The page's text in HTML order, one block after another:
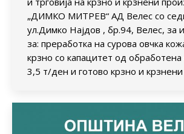
„ДИМКО МИТРЕВ“ АД Велес со
ул.Димко Најдов , бр.94, Велес, за
за: преработка на сурова овчка
крзно со капацитет од обработена
3,5 т/ден и готово крзно и